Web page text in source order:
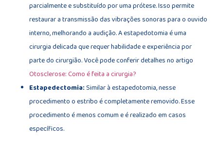
parcialmente e substituído por uma prótese. Isso permite
restaurar a transmissão das vibrações sonoras para o ouvido
interno, melhorando a audição. A estapedotomia é uma
cirurgia delicada que requer habilidade e experiência por
parte do cirurgião. Você pode conferir detalhes no artigo
Otosclerose: Como é feita a cirurgia?
Estapedectomia:Similar à estapedotomia, nesse
procedimento o estribo é completamente removido. Esse
procedimento é menos comum e é realizado em casos
específicos.